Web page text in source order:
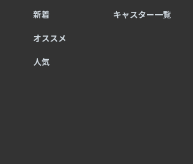
新着
オススメ
人気
キャスター一覧